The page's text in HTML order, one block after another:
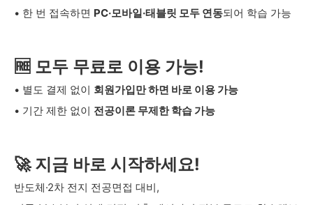
• 한 번 접속하면 PC·모바일·태블릿 모두 연동되어 학습 가능
🆓 모두 무료로 이용 가능!
• 별도 결제 없이 회원가입만 하면 바로 이용 가능
• 기간 제한 없이 전공이론 무제한 학습 가능
🚀 지금 바로 시작하세요!
반도체·2차 전지 전공면접 대비,